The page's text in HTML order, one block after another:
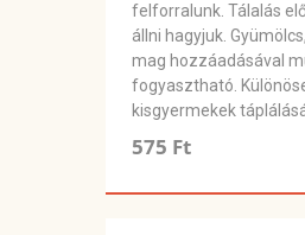
felforralunk. Tálalás
állni hagyjuk.
mag hozzáadásával
fogyasztható.
kisgyermekek
575 Ft